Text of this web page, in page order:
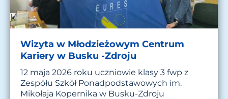
Wizyta w Młodzieżowym Centrum
Kariery w Busku -Zdroju
12 maja 2026 roku uczniowie klasy 3 fwp z
Zespółu Szkół Ponadpodstawowych im.
Mikołaja Kopernika w Busku-Zdroju